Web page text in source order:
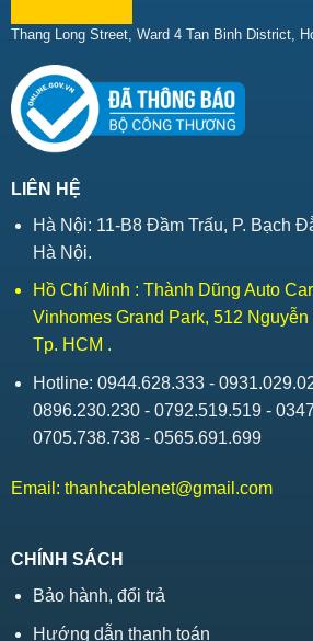
Thang Long Street, Ward 4 Tan Binh District,
LIÊN HỆ
Hà Nội: 11-B8 Đầm Trấu, P. Bạch
Hà Nội.
Hồ Chí Minh : Thành Dũng Auto
Vinhomes Grand Park, 512
Tp. HCM .
Hotline: 0944.628.333 -
0896.230.230 - 0792.519.519 -
0705.738.738 - 0565.691.699
Email: thanhcablenet@gmail.com
CHÍNH SÁCH
Bảo hành, đổi trả
Hướng dẫn thanh toán